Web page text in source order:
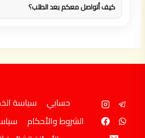
كيف أتواصل معكم بعد الطلب؟
حسابي
سياسة
الشروط والأحكام